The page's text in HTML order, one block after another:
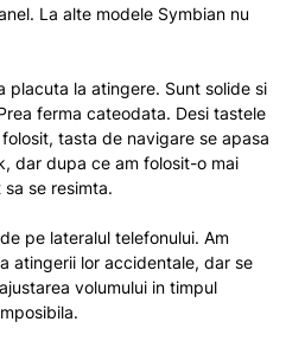
La alte modele Symbian nu
placuta la atingere. Sunt solide si
ferma cateodata. Desi tastele
tasta de navigare se apasa
dar dupa ce am folosit-o mai
se resimta.
pe lateralul telefonului. Am
atingerii lor accidentale, dar se
volumului in timpul